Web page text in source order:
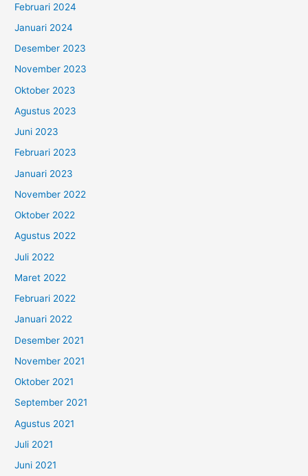
Februari 2024
Januari 2024
Desember 2023
November 2023
Oktober 2023
Agustus 2023
Juni 2023
Februari 2023
Januari 2023
November 2022
Oktober 2022
Agustus 2022
Juli 2022
Maret 2022
Februari 2022
Januari 2022
Desember 2021
November 2021
Oktober 2021
September 2021
Agustus 2021
Juli 2021
Juni 2021